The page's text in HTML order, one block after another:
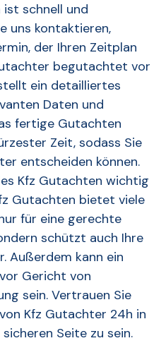
schnell und
uns kontaktieren,
der Ihren Zeitplan
begutachtet vor
ein detailliertes
Daten und
fertige Gutachten
Zeit, sodass Sie
entscheiden können.
Kfz Gutachten wichtig
Gutachten bietet viele
für eine gerechte
schützt auch Ihre
Außerdem kann ein
Gericht von
sein. Vertrauen Sie
Kfz Gutachter 24h in
Seite zu sein.